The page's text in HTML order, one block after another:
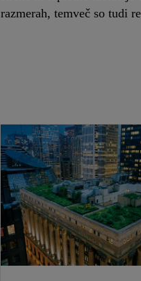
razmerah, temveč so tudi